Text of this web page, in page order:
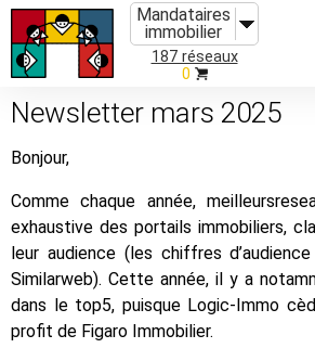
Mandataires
immobilier
187 réseaux
0
Newsletter mars 2025
Bonjour,
Comme chaque année,
exhaustive des portails immobiliers,
leur audience (les chiffres
Similarweb). Cette année, il y a
dans le top5, puisque Logic-Immo
profit de Figaro Immobilier.